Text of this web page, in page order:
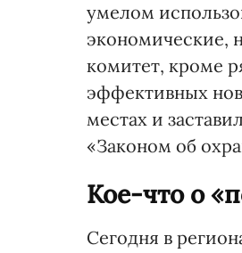
умелом
экономические,
комитет, кроме
эффективных
местах и
«Законом об
Кое-что о
Сегодня в